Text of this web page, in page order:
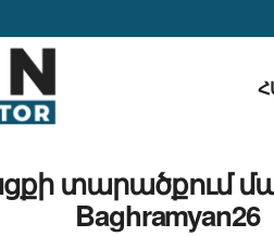
տարածքում
Baghramyan26